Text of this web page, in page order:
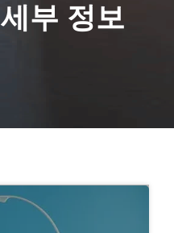
부 정보